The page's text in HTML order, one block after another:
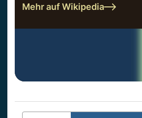
Mehr auf Wikipedia